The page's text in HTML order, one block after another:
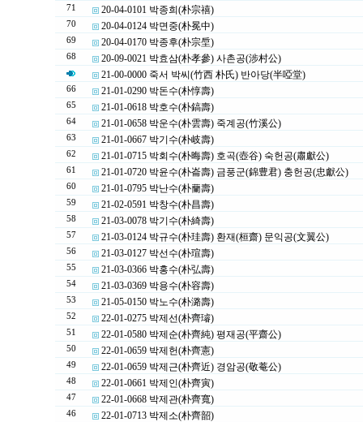
71 20-04-0101 박종희(朴宗禧)
70 20-04-0124 박면중(朴冕中)
69 20-04-0170 박종후(朴宗垕)
68
20-09-0021 박효삼(朴孝參) 사촌공(涉村公)
21-00-0000 죽서 박씨(竹西 朴氏) 반아당(半啞堂)
66 21-01-0290 박돈수(朴惇壽)
65 21-01-0618 박호수(朴鎬壽)
64 21-01-0658 박운수(朴雲壽) 죽계공(竹溪公)
63 21-01-0667 박기수(朴岐壽)
62 21-01-0715 박회수(朴晦壽) 호곡(壺谷) 숙헌공(肅獻公)
61 21-01-0720 박윤수(朴崙壽) 금풍군(錦豊君) 충헌공(忠獻公)
60 21-01-0795 박난수(朴蘭壽)
59 21-02-0591 박창수(朴昌壽)
58 21-03-0078 박기수(朴綺壽)
57 21-03-0124 박규수(朴珪壽) 환재(桓齋) 문익공(文翼公)
56 21-03-0127 박선수(朴瑄壽)
55 21-03-0366 박홍수(朴弘壽)
54 21-03-0369 박용수(朴容壽)
53 21-05-0150 박노수(朴潞壽)
52 22-01-0275 박제선(朴齊璿)
51 22-01-0580 박제순(朴齊純) 평재공(平齋公)
50 22-01-0659 박제헌(朴齊憲)
49 22-01-0659 박제근(朴齊近) 경암공(敬菴公)
48 22-01-0661 박제인(朴齊寅)
47 22-01-0668 박제관(朴齊寬)
46 22-01-0713 박제소(朴齊韶)